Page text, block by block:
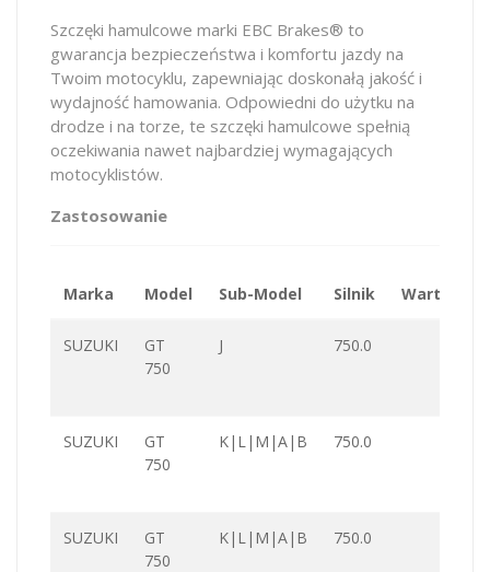
Szczęki hamulcowe marki EBC Brakes® to
gwarancja bezpieczeństwa i komfortu jazdy na
Twoim motocyklu, zapewniając doskonałą jakość i
wydajność hamowania. Odpowiedni do użytku na
drodze i na torze, te szczęki hamulcowe spełnią
oczekiwania nawet najbardziej wymagających
motocyklistów.
Zastosowanie
Marka Model Sub-Model Silnik Wartość
SUZUKI
GT
750
J 750.0
SUZUKI
GT
750
K|L|M|A|B 750.0
SUZUKI
GT
750
K|L|M|A|B 750.0